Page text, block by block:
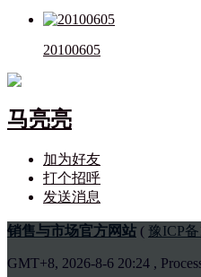
20100605
马亮亮
加为好友
打个招呼
发送消息
销售与市场官方网站 ( 豫ICP
GMT+8, 2026-8-6 20:24 ,